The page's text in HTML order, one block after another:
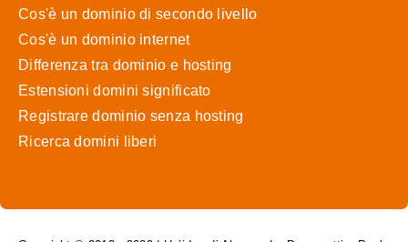
Cos'è un dominio di secondo livello
Cos'è un dominio internet
Differenza tra dominio e hosting
Estensioni domini significato
Registrare dominio senza hosting
Ricerca domini liberi